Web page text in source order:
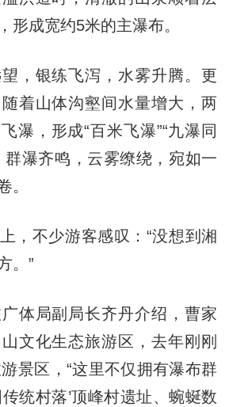
形成宽约5米的主瀑布。
银练飞泻，水雾升腾。更
着山体沟壑间水量增大，两
瀑，形成“百米飞瀑”“九瀑同
群瀑齐鸣，云雾缭绕，宛如一
。
不少游客感叹：“没想到湘
。”
局副局长齐丹介绍，曹家
文化生态旅游区，去年刚刚
景区，“这里不仅拥有瀑布群
统村落’顶峰村遗址、蜿蜒数